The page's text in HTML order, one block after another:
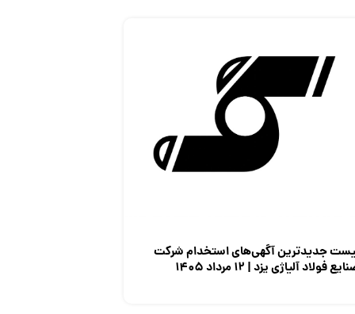
جدیدترین آگهی‌های استخدام شرکت
فولاد آلیاژی یزد | ۱۲ مرداد ۱۴۰۵